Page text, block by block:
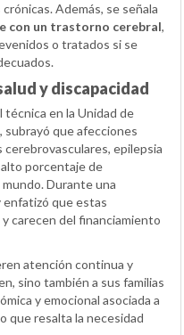
Además, se señala
con un trastorno cerebral,
o tratados si se
y discapacidad
técnica en la Unidad de
subrayó que afecciones
cerebrovasculares, epilepsia
porcentaje de
Durante una
enfatizó que estas
carecen del financiamiento
atención continua y
sino también a sus familias
y emocional asociada a
que resalta la necesidad